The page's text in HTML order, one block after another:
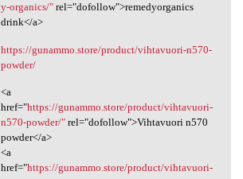
y-organics/"rel="dofollow">remedyorganics
drink</a>
https://gunammo.store/product/vihtavuori-n570-
powder/
<a
href="https://gunammo.store/product/vihtavuori-
n570-powder/"rel="dofollow">Vihtavuori n570
powder</a>
<a
href="https://gunammo.store/product/vihtavuori-